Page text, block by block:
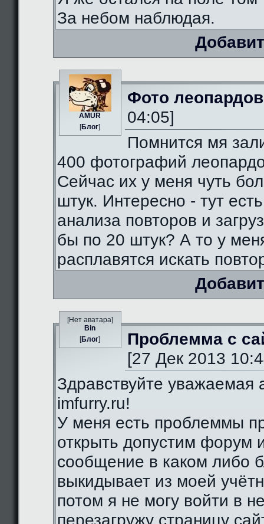
За небом наблюдая.
AMUR
[Блог]
Фото леопардов
04:05]
Помнится мя
400 фотографий
Сейчас их у меня чуть
штук. Интересно - тут
анализа повторов и
бы по 20 штук? А то у
расплавятся искать
[Нет аватара]
Bin
[Блог]
Проблемма с
[27 Дек 2013
Здравствуйте уважаемая
imfurry.ru!
У меня есть проблеммы
открыть допустим форум
сообщение в каком либо
выкидывает из моей
потом я не могу войти в
перезагружу страницу